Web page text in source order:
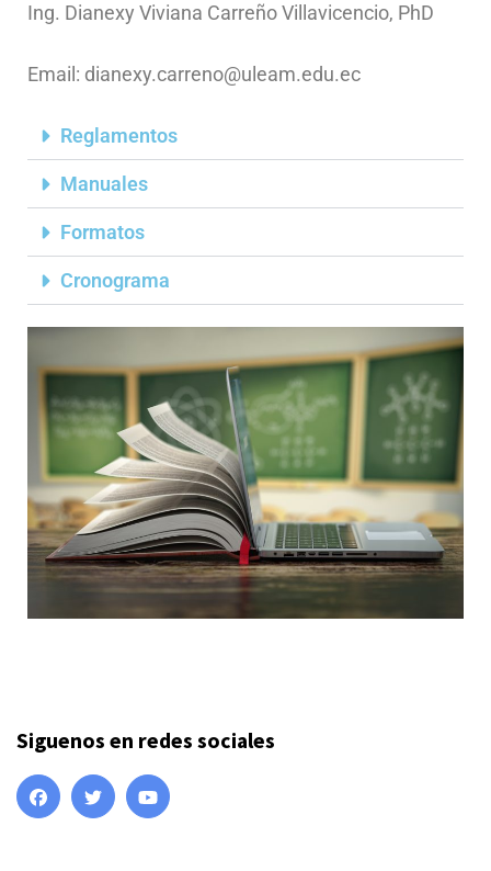
Ing. Dianexy Viviana Carreño Villavicencio, PhD
Email: dianexy.carreno@uleam.edu.ec
Reglamentos
Manuales
Formatos
Cronograma
Siguenos en redes sociales